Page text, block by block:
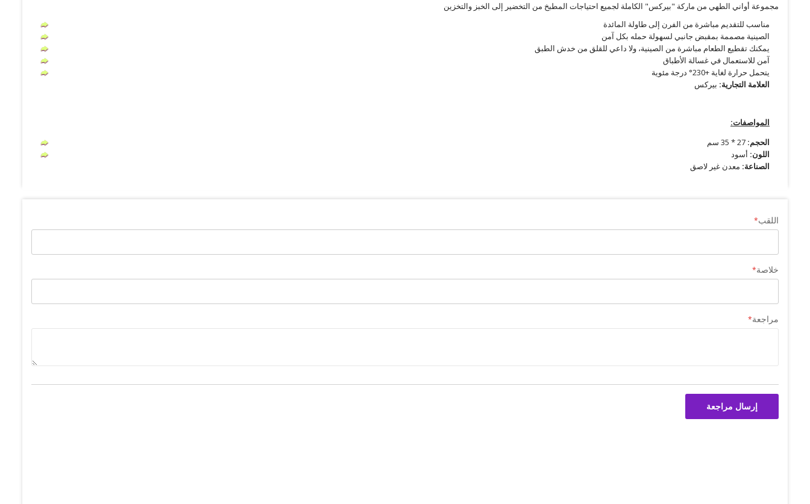
مجموعة أواني الطهي من ماركة "بيركس" الكاملة لجميع احتياجات المطبخ من التخضير إلى الخبز والتخزين
مناسب للتقديم مباشرة من الفرن إلى طاولة المائدة
الصينية مصممة بمقبض جانبي لسهولة حمله بكل آمن
يمكنك تقطيع الطعام مباشرة من الصينية، ولا داعي للقلق من خدش الطبق
آمن للاستعمال في غسالة الأطباق
يتحمل حرارة لغاية +230° درجة مئوية
العلامة التجارية: بيركس
المواصفات:
الحجم:
اللون: أسود
الصناعة: معدن غير لاصق
اللقب
خلاصة
مراجعة
إرسال مراجعة